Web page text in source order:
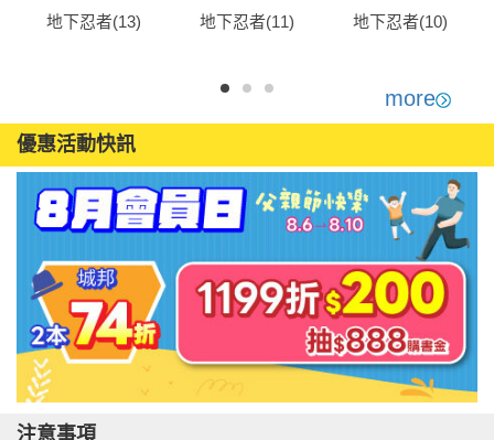
地下忍者(13) 地下忍者(11) 地下忍者(10)
more
優惠活動快訊
注意事項